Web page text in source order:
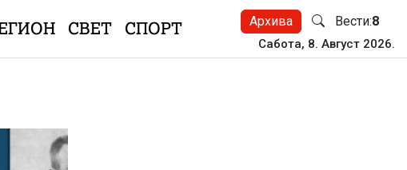
СВЕТ СПОРТ Архива Вести:8
Сабота, 8. Август 2026.